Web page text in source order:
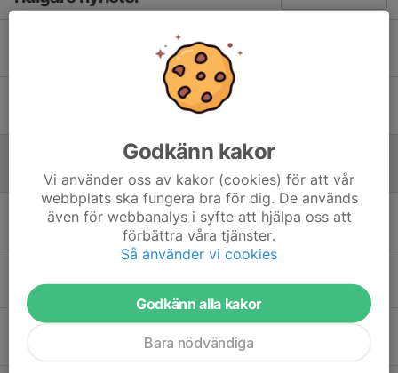
Ny styrelse vald vid årsmötet
0
Herrlaget söker sponsorer
2 jun, 18:59 0
Nu är det dags för Ljustorps IFś herrlag
26 maj, 21:03 0
0
Godkänn kakor
Vi använder oss av kakor (cookies) för att vår
webbplats ska fungera bra för dig. De används
även för webbanalys i syfte att hjälpa oss att
förbättra våra tjänster.
Så använder vi cookies
Godkänn alla kakor
Bara nödvändiga